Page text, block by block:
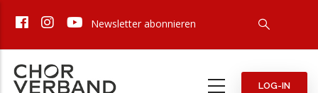
zum
Newsletter abonnieren
LOG-IN